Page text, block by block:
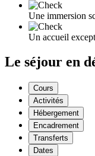
Une immersion
Un accueil
Le séjour en
Cours
Activités
Hébergement
Encadrement
Transferts
Dates